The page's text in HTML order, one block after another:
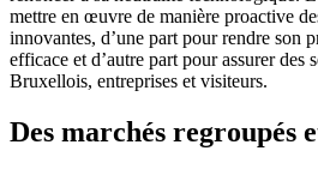
mettre en œuvre de manière proactive
innovantes, d’une part pour rendre son
efficace et d’autre part pour assurer des
Bruxellois, entreprises et visiteurs.
Des marchés regroupés